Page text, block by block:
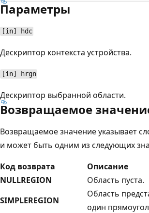
Параметры
[in] hdc
Дескриптор контекста устройства.
[in] hrgn
Дескриптор выбранной области.
Возвращаемое
Возвращаемое значение указывает
и может быть одним из следующих
Код возврата
Описание
NULLREGION
Область пуста.
SIMPLEREGION
Область
один